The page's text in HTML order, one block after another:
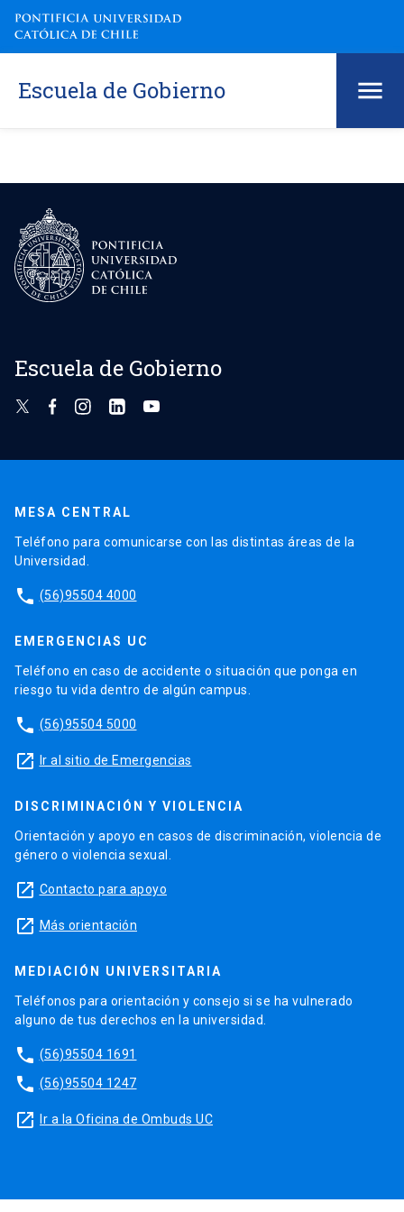
Escuela de Gobierno
Escuela de Gobierno
MESA CENTRAL
Teléfono para comunicarse con las distintas áreas de la
Universidad.
phone (56)95504 4000
EMERGENCIAS UC
Teléfono en caso de accidente o situación que ponga en
riesgo tu vida dentro de algún campus.
phone (56)95504 5000
launch Ir al sitio de Emergencias
DISCRIMINACIÓN Y VIOLENCIA
Orientación y apoyo en casos de discriminación, violencia de
género o violencia sexual.
launch Contacto para apoyo
launch Más orientación
MEDIACIÓN UNIVERSITARIA
Teléfonos para orientación y consejo si se ha vulnerado
alguno de tus derechos en la universidad.
phone (56)95504 1691
phone (56)95504 1247
launch Ir a la Oficina de Ombuds UC